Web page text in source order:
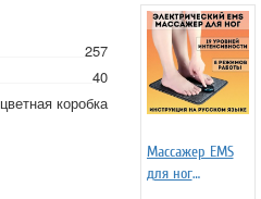
257
40
цветная коробка
Массажер EMS
для ног